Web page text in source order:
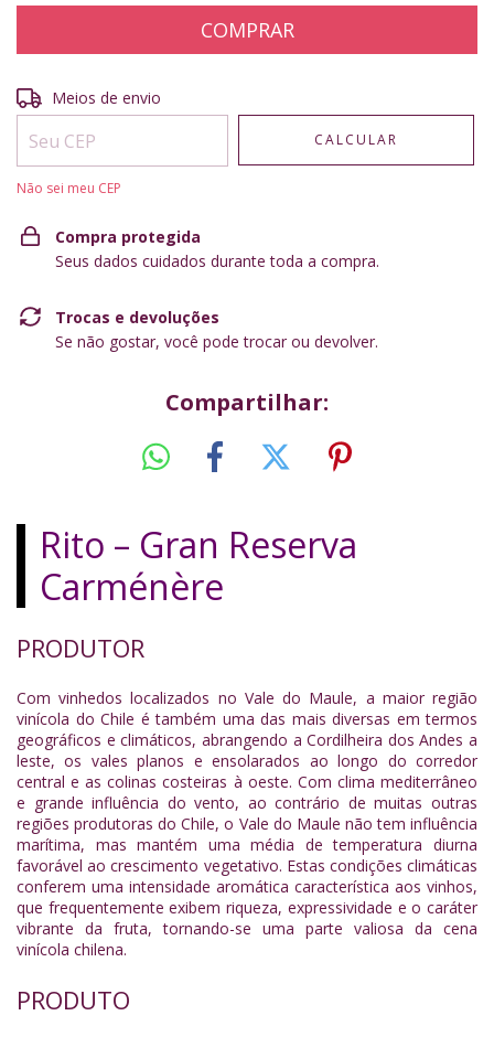
Entregas para o CEP:
Meios de envio
CALCULAR
Não sei meu CEP
Compra protegida
Seus dados cuidados durante toda a compra.
Trocas e devoluções
Se não gostar, você pode trocar ou devolver.
Compartilhar:
Rito – Gran Reserva
Carménère
PRODUTOR
Com vinhedos localizados no Vale do Maule, a maior região
vinícola do Chile é também uma das mais diversas em termos
geográficos e climáticos, abrangendo a Cordilheira dos Andes a
leste, os vales planos e ensolarados ao longo do corredor
central e as colinas costeiras à oeste. Com clima mediterrâneo
e grande influência do vento, ao contrário de muitas outras
regiões produtoras do Chile, o Vale do Maule não tem influência
marítima, mas mantém uma média de temperatura diurna
favorável ao crescimento vegetativo. Estas condições climáticas
conferem uma intensidade aromática característica aos vinhos,
que frequentemente exibem riqueza, expressividade e o caráter
vibrante da fruta, tornando-se uma parte valiosa da cena
vinícola chilena.
PRODUTO